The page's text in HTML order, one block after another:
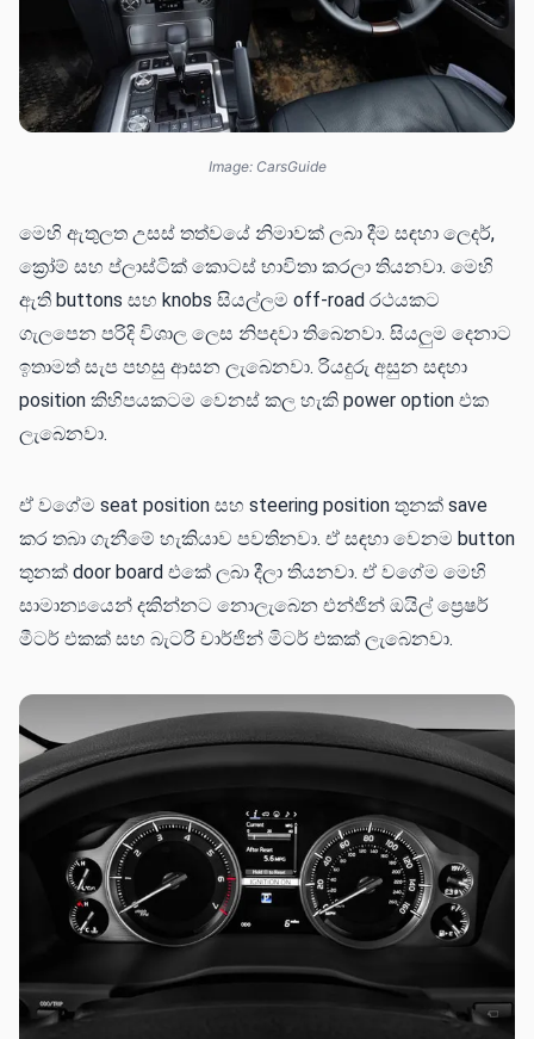
Image: CarsGuide
මෙහි ඇතුලත උසස් තත්වයේ නිමාවක් ලබා දීම සඳහා ලෙදර්,
ක්‍රෝම් සහ ප්ලාස්ටික් කොටස් භාවිතා කරලා තියනවා. මෙහි
ඇති buttons සහ knobs සියල්ලම off-road රථයකට
ගැලපෙන පරිදි විශාල ලෙස නිපදවා තිබෙනවා. සියලුම දෙනාට
ඉතාමත් සැප පහසු ආසන ලැබෙනවා. රියදුරු අසුන සඳහා
position කිහිපයකටම වෙනස් කල හැකි power option එක
ලැබෙනවා.
ඒ වගේම seat position සහ steering position තුනක් save
කර තබා ගැනීමේ හැකියාව පවතිනවා. ඒ සඳහා වෙනම button
තුනක් door board එකේ ලබා දීලා තියනවා. ඒ වගේම මෙහි
සාමාන්‍යයෙන් දකින්නට නොලැබෙන එන්ජින් ඔයිල් ප්‍රෙෂර්
මීටර් එකක් සහ බැටරි චාර්ජින් මිටර් එකක් ලැබෙනවා.